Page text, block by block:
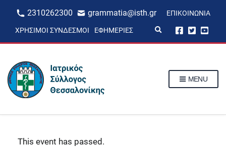
2310262300 grammatia@isth.gr ΕΠΙΚΟΙΝΩΝΊΑ
ΧΡΉΣΙΜΟΙ ΣΎΝΔΕΣΜΟΙ ΕΦΗΜΕΡΊΕΣ
p
MENU
This event has passed.